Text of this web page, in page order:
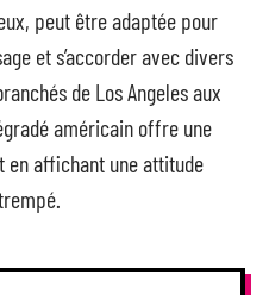
peut être adaptée pour
et s’accorder avec divers
de Los Angeles aux
américain offre une
en affichant une attitude